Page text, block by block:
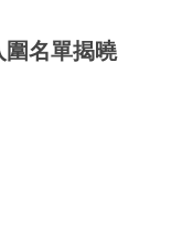
圍名單揭曉